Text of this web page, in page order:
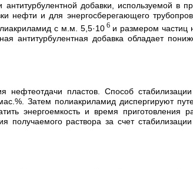
добавки, используемой в
нефти и для энергосберегающего
с м.м. 5,5·106 и размером частиц
антитурбулентная добавка обладает
пластов. Способ стабилизации
Затем полиакриламид диспергируют
энергоемкость и время приготовления
получаемого раствора за счет